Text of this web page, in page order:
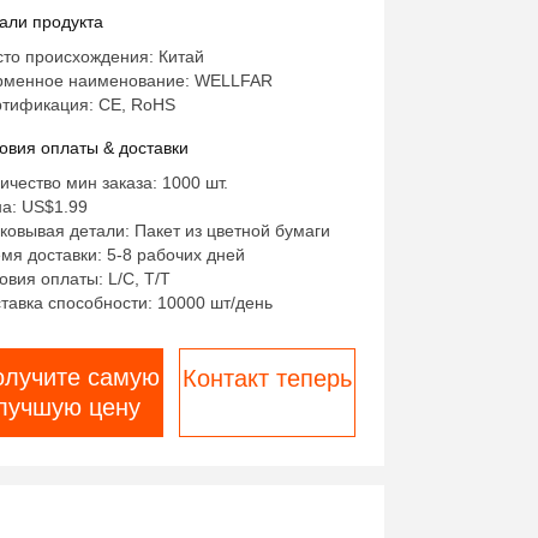
продукта
происхождения: Китай
наименование: WELLFAR
CE, RoHS
оплаты & доставки
мин заказа: 1000 шт.
US$1.99
детали: Пакет из цветной бумаги
доставки: 5-8 рабочих дней
оплаты: L/C, T/T
способности: 10000 шт/день
самую
цену
Контакт теперь